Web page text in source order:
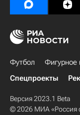
Футбол Фигурное
Спецпроекты
Версия 2023.1 Beta
© 2026 МИА «Россия